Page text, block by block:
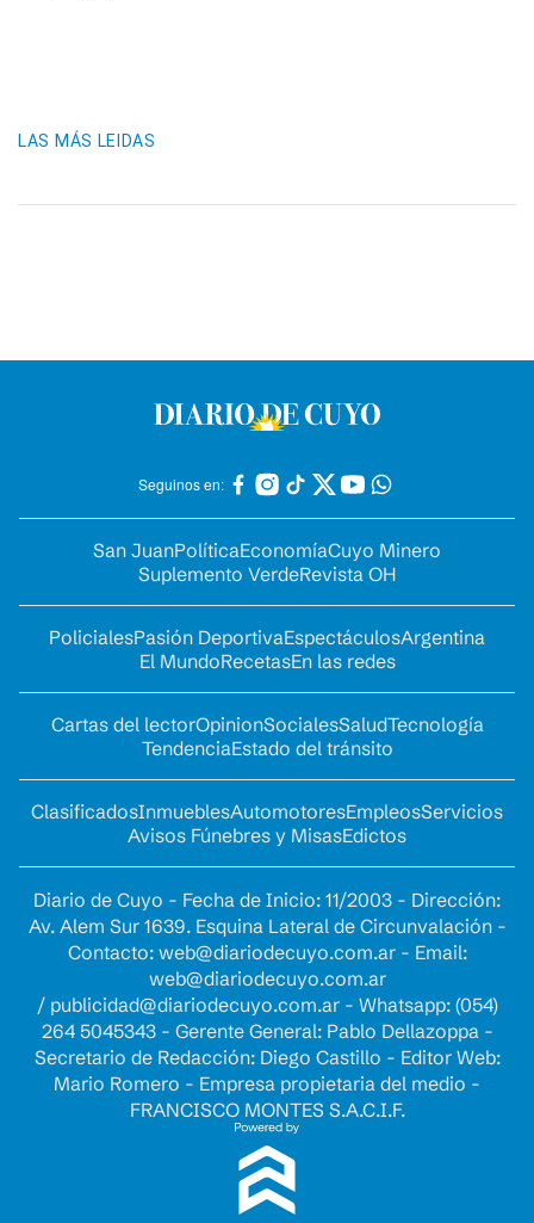
LAS MÁS LEIDAS
Seguinos en:
San JuanPolíticaEconomíaCuyo Minero
Suplemento VerdeRevista OH
PolicialesPasión DeportivaEspectáculosArgentina
El MundoRecetasEn las redes
Cartas del lectorOpinionSocialesSaludTecnología
TendenciaEstado del tránsito
ClasificadosInmueblesAutomotoresEmpleosServicios
Avisos Fúnebres y MisasEdictos
Diario de Cuyo - Fecha de Inicio: 11/2003 - Dirección:
Av. Alem Sur 1639. Esquina Lateral de Circunvalación -
Contacto: web@diariodecuyo.com.ar- Email:
web@diariodecuyo.com.ar
/ publicidad@diariodecuyo.com.ar- Whatsapp: (054)
264 5045343 - Gerente General: Pablo Dellazoppa -
Secretario de Redacción: Diego Castillo - Editor Web:
Mario Romero - Empresa propietaria del medio -
FRANCISCO MONTES S.A.C.I.F.